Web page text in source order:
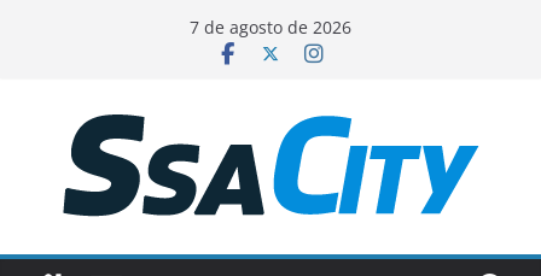
conteúdo
7 de agosto de 2026